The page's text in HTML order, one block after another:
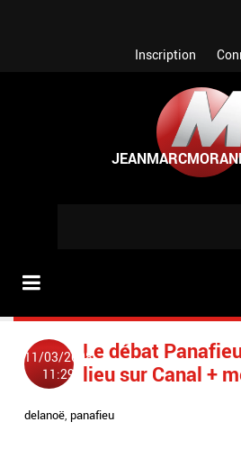
Inscription
11/03/2008
11:29
Le débat
lieu sur Canal +
delanoë,panafieu